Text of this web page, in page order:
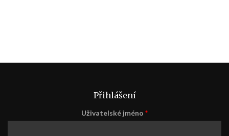
Přihlášení
Uživatelské jméno *